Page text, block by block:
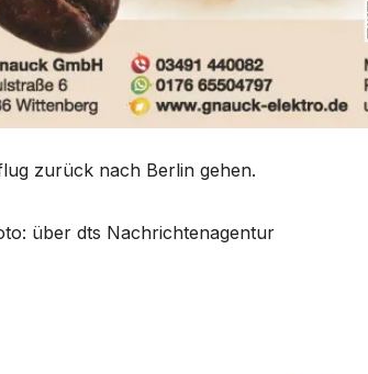
zurück nach Berlin gehen.
über dts Nachrichtenagentur